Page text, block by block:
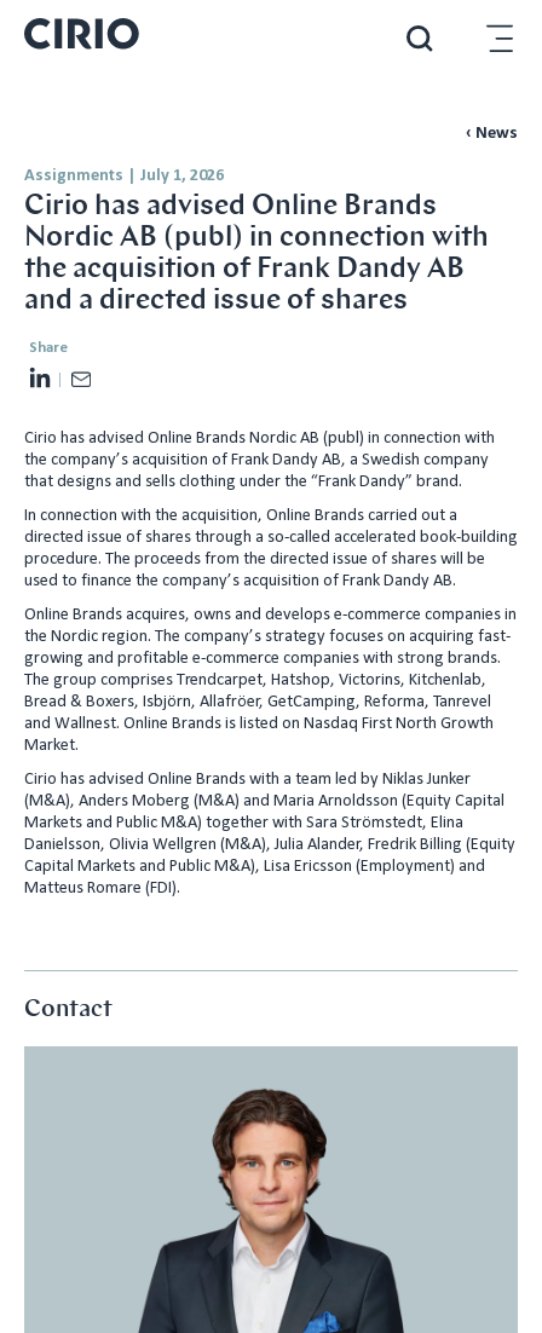
‹ News
Assignments July 1, 2026
Cirio has advised Online Brands
Nordic AB (publ) in connection with
the acquisition of Frank Dandy AB
and a directed issue of shares
Share
L
n
k
d
I
a
Cirio has advised Online Brands Nordic AB (publ) in connection with
the company’s acquisition of Frank Dandy AB, a Swedish company
that designs and sells clothing under the “Frank Dandy” brand.
In connection with the acquisition, Online Brands carried out a
directed issue of shares through a so-called accelerated book-building
procedure. The proceeds from the directed issue of shares will be
used to finance the company’s acquisition of Frank Dandy AB.
Online Brands acquires, owns and develops e-commerce companies in
the Nordic region. The company’s strategy focuses on acquiring fast-
growing and profitable e-commerce companies with strong brands.
The group comprises Trendcarpet, Hatshop, Victorins, Kitchenlab,
Bread & Boxers, Isbjörn, Allafröer, GetCamping, Reforma, Tanrevel
and Wallnest. Online Brands is listed on Nasdaq First North Growth
Market.
Cirio has advised Online Brands with a team led by Niklas Junker
(M&A), Anders Moberg (M&A) and Maria Arnoldsson (Equity Capital
Markets and Public M&A) together with Sara Strömstedt, Elina
Danielsson, Olivia Wellgren (M&A), Julia Alander, Fredrik Billing (Equity
Capital Markets and Public M&A), Lisa Ericsson (Employment) and
Matteus Romare (FDI).
Contact